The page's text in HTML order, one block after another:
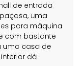
de entrada
uma
para máquina
com bastante
uma casa de
dá